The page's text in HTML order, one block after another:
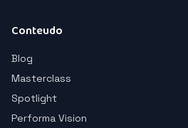
Conteudo
Blog
Masterclass
Spotlight
Performa Vision